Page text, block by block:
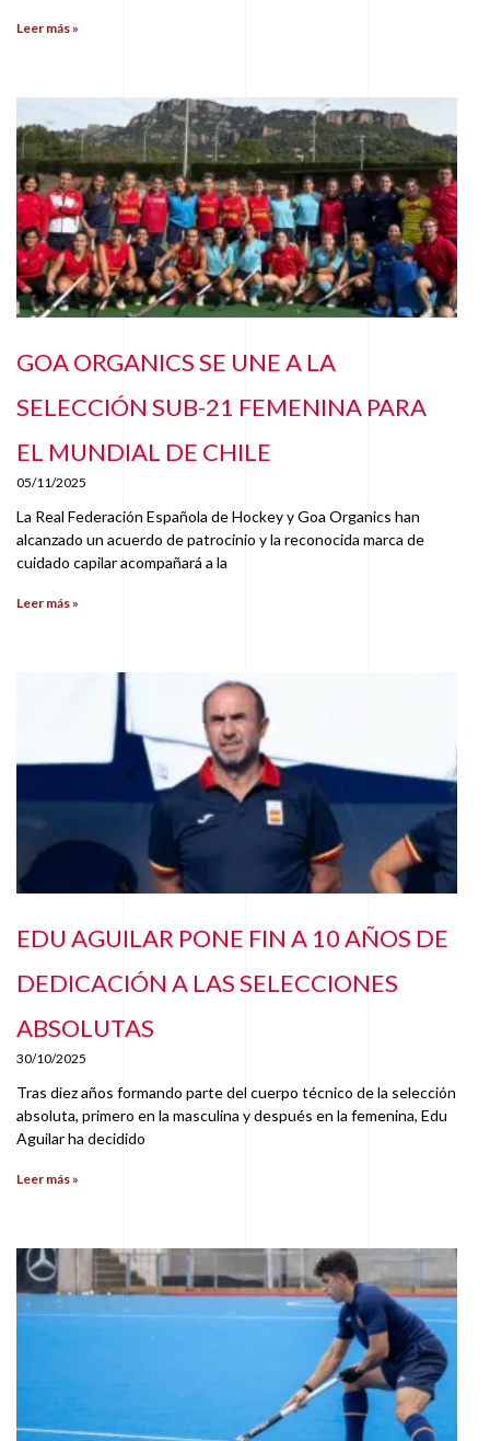
Leer más »
GOA ORGANICS SE UNE A LA
SELECCIÓN SUB-21 FEMENINA PARA
EL MUNDIAL DE CHILE
05/11/2025
La Real Federación Española de Hockey y Goa Organics han
alcanzado un acuerdo de patrocinio y la reconocida marca de
cuidado capilar acompañará a la
Leer más »
EDU AGUILAR PONE FIN A 10 AÑOS DE
DEDICACIÓN A LAS SELECCIONES
ABSOLUTAS
30/10/2025
Tras diez años formando parte del cuerpo técnico de la selección
absoluta, primero en la masculina y después en la femenina, Edu
Aguilar ha decidido
Leer más »